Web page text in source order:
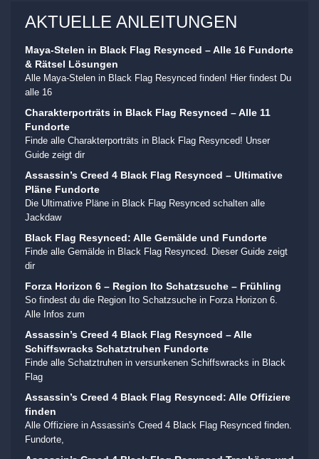
AKTUELLE ANLEITUNGEN
Maya-Stelen in Black Flag Resynced – Alle 16 Fundorte
& Rätsel Lösungen
Alle Maya-Stelen in Black Flag Resynced finden! Hier findest Du
alle 16
Charakterporträts in Black Flag Resynced – Alle 11
Fundorte
Finde alle Charakterporträts in Black Flag Resynced! Unser
Guide zeigt dir
Assassin’s Creed 4 Black Flag Resynced – Ultimative
Pläne Fundorte
Die Ultimative Pläne in Black Flag Resynced schalten alle
Jackdaw
Black Flag Resynced: Alle Gemälde und Fundorte
Finde alle Gemälde in Black Flag Resynced. Dieser Guide zeigt
dir
Forza Horizon 6 – Region Ito Schatzsuche – Frühling
So findest du die Region Ito Schatzsuche in Forza Horizon 6.
Alle Infos zum
Assassin’s Creed 4 Black Flag Resynced – Alle
Schiffswracks Schatztruhen Fundorte
Finde alle Schatztruhen in versunkenen Schiffswracks in Black
Flag
Assassin’s Creed 4 Black Flag Resynced: Alle Offiziere
finden
Alle Offiziere in Assassin's Creed 4 Black Flag Resynced finden.
Fundorte,